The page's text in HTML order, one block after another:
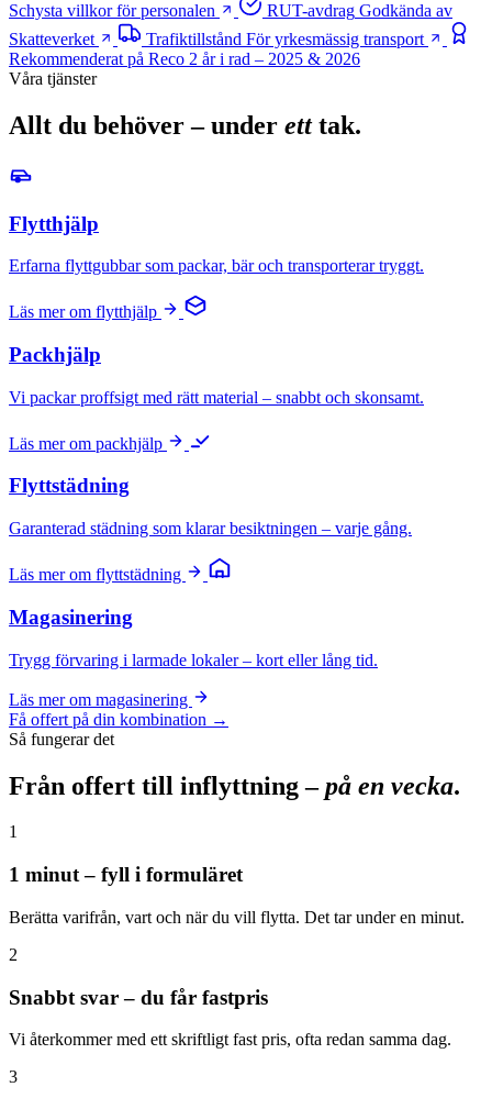
Schysta villkor för personalen
RUT-avdrag Godkända av
Skatteverket
Trafiktillstånd För yrkesmässig transport
Rekommenderat på Reco 2 år i rad – 2025 & 2026
Våra tjänster
Allt du behöver – under etttak.
Flytthjälp
Erfarna flyttgubbar som packar, bär och transporterar tryggt.
Läs mer om flytthjälp
Packhjälp
Vi packar proffsigt med rätt material – snabbt och skonsamt.
Läs mer om packhjälp
Flyttstädning
Garanterad städning som klarar besiktningen – varje gång.
Läs mer om flyttstädning
Magasinering
Trygg förvaring i larmade lokaler – kort eller lång tid.
Läs mer om magasinering
Få offert på din kombination →
Så fungerar det
Från offert till inflyttning –på en vecka.
1
1 minut – fyll i formuläret
Berätta varifrån, vart och när du vill flytta. Det tar under en minut.
2
Snabbt svar – du får fastpris
Vi återkommer med ett skriftligt fast pris, ofta redan samma dag.
3